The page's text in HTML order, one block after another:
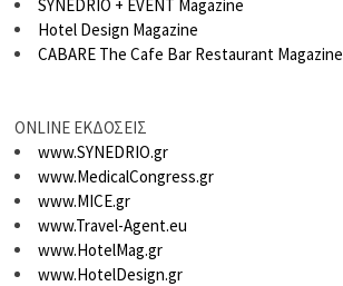
SYNEDRIO + EVENT Magazine
Hotel Design Magazine
CABARE The Cafe Bar Restaurant Magazine
ONLINE ΕΚΔΟΣΕΙΣ
www.SYNEDRIO.gr
www.MedicalCongress.gr
www.MICE.gr
www.Travel-Agent.eu
www.HotelMag.gr
www.HotelDesign.gr